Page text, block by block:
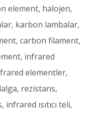
element, halojen,
karbon lambalar,
carbon filament,
infrared
elementler,
rezistans,
ısıtıcı teli,